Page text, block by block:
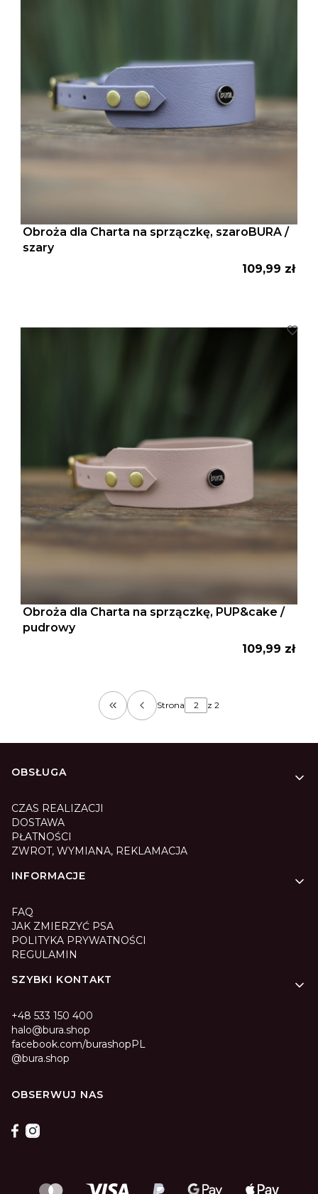
Obroża dla Charta na sprzączkę, szaroBURA /
szary
Cena
109,99 zł
Obroża dla Charta na sprzączkę, PUP&cake /
pudrowy
Cena
109,99 zł
Wróć do pierwszej strony z
Strona z 2
Linki w stopce
OBSŁUGA
CZAS REALIZACJI
DOSTAWA
PŁATNOŚCI
ZWROT, WYMIANA, REKLAMACJA
INFORMACJE
FAQ
JAK ZMIERZYĆ PSA
POLITYKA PRYWATNOŚCI
REGULAMIN
SZYBKI KONTAKT
+48 533 150 400
halo@bura.shop
facebook.com/burashopPL
@bura.shop
OBSERWUJ NAS